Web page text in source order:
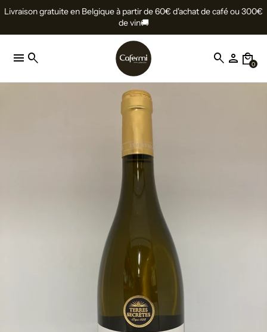
Livraison gratuite en Belgique à partir de 60€ d'achat de café ou 300€
de vin🚚
menu search search person local_mall
0